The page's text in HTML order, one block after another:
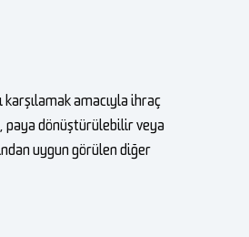
amacıyla ihraç
paya dönüştürülebilir veya
uygun görülen diğer